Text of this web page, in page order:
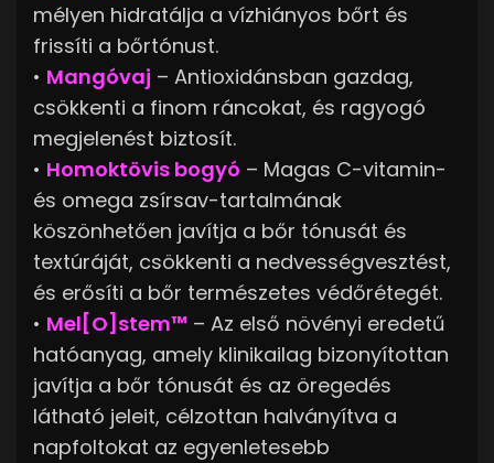
mélyen hidratálja a vízhiányos bőrt és
frissíti a bőrtónust.
• Mangóvaj – Antioxidánsban gazdag,
csökkenti a finom ráncokat, és ragyogó
megjelenést biztosít.
• Homoktövis bogyó – Magas C-vitamin-
és omega zsírsav-tartalmának
köszönhetően javítja a bőr tónusát és
textúráját, csökkenti a nedvességvesztést,
és erősíti a bőr természetes védőrétegét.
• Mel[O]stem™ – Az első növényi eredetű
hatóanyag, amely klinikailag bizonyítottan
javítja a bőr tónusát és az öregedés
látható jeleit, célzottan halványítva a
napfoltokat az egyenletesebb